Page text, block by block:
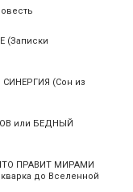
(Записки
(Сон из
или БЕДНЫЙ
ПРАВИТ МИРАМИ
до Вселенной